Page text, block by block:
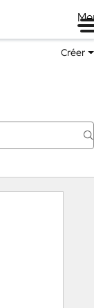
Créer